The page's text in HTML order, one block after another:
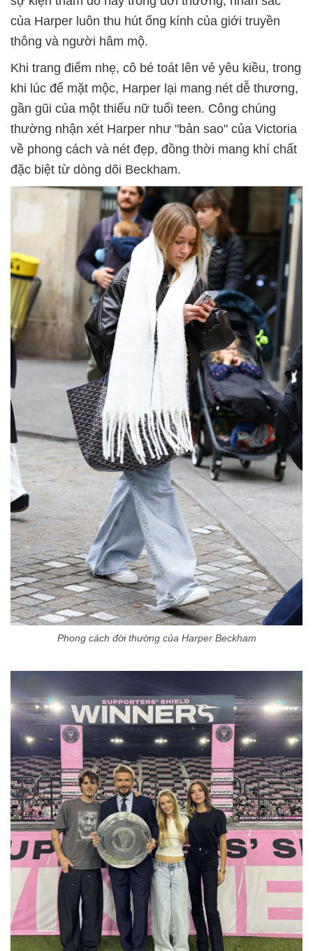
của Harper luôn thu hút ống kính của giới truyền
thông và người hâm mộ.
Khi trang điểm nhẹ, cô bé toát lên vẻ yêu kiều, trong
khi lúc để mặt mộc, Harper lại mang nét dễ thương,
gần gũi của một thiếu nữ tuổi teen. Công chúng
thường nhận xét Harper như "bản sao" của Victoria
về phong cách và nét đẹp, đồng thời mang khí chất
đặc biệt từ dòng dõi Beckham.
Phong cách đời thường của Harper Beckham